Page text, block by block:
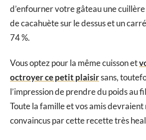
d’enfourner votre gâteau une
de cacahuète sur le dessus et un
74 %.
Vous optez pour la même cuisson et
octroyer ce petit plaisirsans,
l’impression de prendre du poids au
Toute la famille et vos amis
convaincus par cette recette très